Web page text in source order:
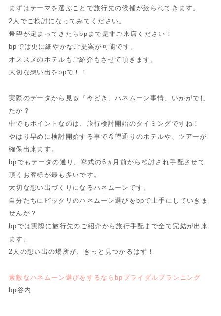
まずはテーマを選ぶことで旅行先の候補が絞られてきます。
2人でご検討になってみてください。
希望が定まってきたらbpまで是非ご来店ください！
bpでは更に細やかなご提案が可能です。
オススメのホテルもご紹介もさせて頂きます。
大切な想い出をbpで！！
実際のデータから見る『今どき』ハネムーン事情、いかがでし
たか？
中でもポイントなのは、旅行検討開始のタイミングですね！
やはり早めに検討開始する事で希望通りのホテルや、ツアーが
確保出来ます。
bpでもデータの通り、挙式の6ヵ月前から検討され手配させて
頂くお客様が最も多いです。
大切な想い出づくりになるハネムーンです。
自分たちにピッタリのハネムーン選びをbpで上手にしていきま
せんか？
bpでは実際に旅行先のご紹介から旅行手配まで全て完結が出来
ます。
2人の想い出の場所が、きっと見つかるはず！
素敵なハネムーン選びをするならbpブライダルプランニング
bp谷内